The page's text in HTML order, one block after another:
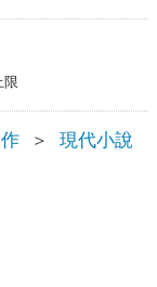
限
＞ 現代小說